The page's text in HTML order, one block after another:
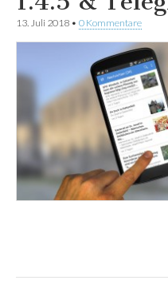
13. Juli 2018 • 0 Kommentare